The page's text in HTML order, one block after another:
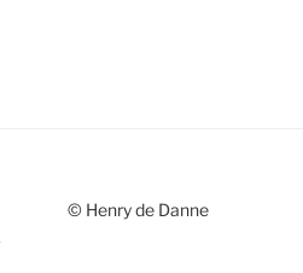
© Henry de Danne